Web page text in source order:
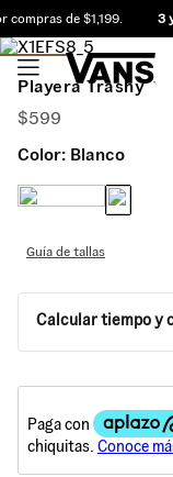
de $1,199. 3
Playera Trashy
$599
Color: Blanco
Guía de tallas
Calcular tiempo y